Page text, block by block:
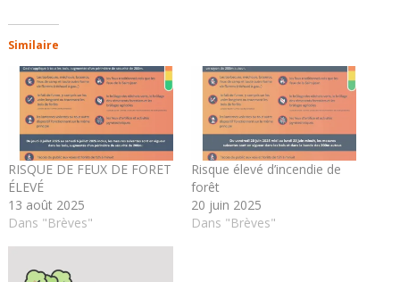
Similaire
RISQUE DE FEUX DE FORET
ÉLEVÉ
13 août 2025
Dans "Brèves"
Risque élevé d’incendie de
forêt
20 juin 2025
Dans "Brèves"